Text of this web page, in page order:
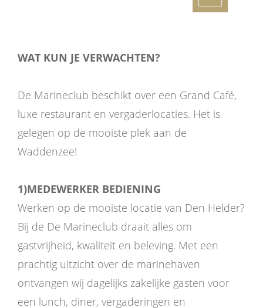
WAT KUN JE VERWACHTEN?
De Marineclub beschikt over een Grand Café,
luxe restaurant en vergaderlocaties. Het is
gelegen op de mooiste plek aan de
Waddenzee!
1‌)MEDEWERKER BEDIENING
‌Werken op de mooiste locatie van Den Helder?
Bij de De Marineclub draait alles om
gastvrijheid, kwaliteit en beleving. Met een
prachtig uitzicht over de marinehaven
ontvangen wij dagelijks zakelijke gasten voor
een lunch, diner, vergaderingen en